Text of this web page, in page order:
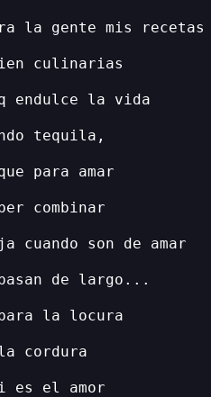
la gente mis
culinarias
q endulce la vida
tequila,
para amar
combinar
cuando son de amar
de largo...
la locura
cordura
es el amor